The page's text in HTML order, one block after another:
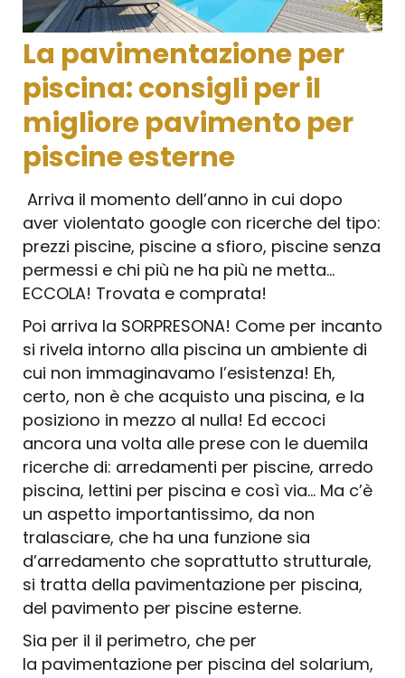
La pavimentazione per
piscina: consigli per il
migliore pavimento per
piscine esterne
Arriva il momento dell’anno in cui dopo
aver violentato google con ricerche del tipo:
prezzi piscine, piscine a sfioro, piscine senza
permessi e chi più ne ha più ne metta…
ECCOLA! Trovata e comprata!
Poi arriva la SORPRESONA! Come per incanto
si rivela intorno alla piscina un ambiente di
cui non immaginavamo l’esistenza! Eh,
certo, non è che acquisto una piscina, e la
posiziono in mezzo al nulla! Ed eccoci
ancora una volta alle prese con le duemila
ricerche di: arredamenti per piscine, arredo
piscina, lettini per piscina e così via… Ma c’è
un aspetto importantissimo, da non
tralasciare, che ha una funzione sia
d’arredamento che soprattutto strutturale,
si tratta della pavimentazione per piscina,
del pavimento per piscine esterne.
Sia per il il perimetro, che per
la pavimentazione per piscina del solarium,